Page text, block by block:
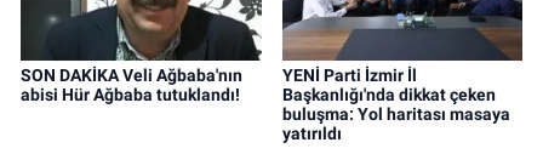
SON DAKİKA Veli Ağbaba'nın
abisi Hür Ağbaba tutuklandı!
YENİ Parti İzmir İl
Başkanlığı'nda dikkat çeken
buluşma: Yol haritası masaya
yatırıldı